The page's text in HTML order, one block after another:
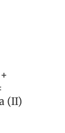
(II)